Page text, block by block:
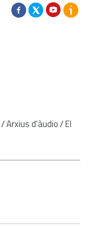
/Arxius d'àudio/El